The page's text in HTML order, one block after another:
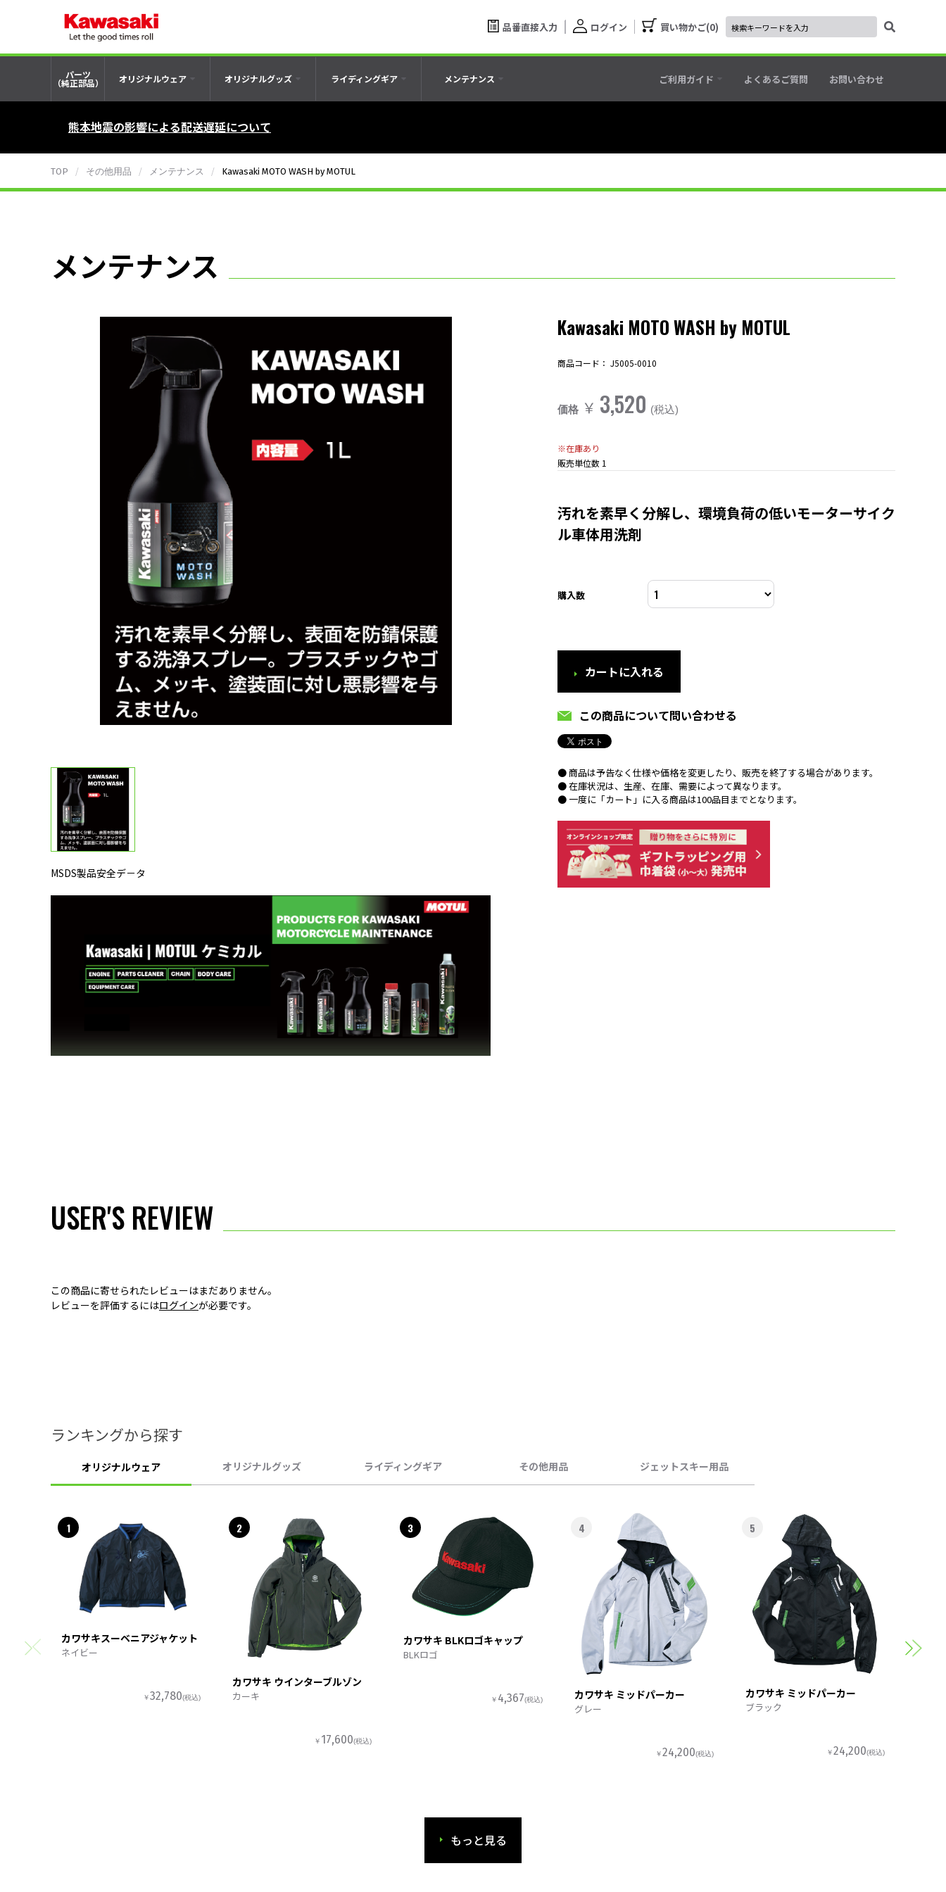
品番直接入力 ログイン 買い物かご 0
パーツ
（純正部品） オリジナルウェア オリジナルグッズ ライディングギア メンテナンス ご利用ガイド よくあるご質問 お問い合わせ
熊本地震の影響による配送遅延について
TOP その他用品 メンテナンス Kawasaki MOTO WASH by MOTUL
メンテナンス
MSDS製品安全デ－タ
Kawasaki MOTO WASH by MOTUL
商品コード： J5005-0010
価格 ￥ 3,520 (税込)
※在庫あり
販売単位数 1
汚れを素早く分解し、環境負荷の低いモーターサイク
ル車体用洗剤
購入数
カートに入れる
この商品について問い合わせる
● 商品は予告なく仕様や価格を変更したり、販売を終了する場合があります。
● 在庫状況は、生産、在庫、需要によって異なります。
● 一度に「カート」に入る商品は100品目までとなります。
USER'S REVIEW
この商品に寄せられたレビューはまだありません。
レビューを評価するにはログインが必要です。
ランキングから探す
オリジナルウェア オリジナルグッズ ライディングギア その他用品 ジェットスキー用品
1
カワサキスーベニアジャケット
ネイビー
￥32,780(税込)
2
カワサキ ウインターブルゾン
カーキ
￥ 17,600(税込)
3
カワサキ BLKロゴキャップ
BLKロゴ
￥ 4,367(税込)
4
カワサキ ミッドパーカー
グレー
￥24,200(税込)
5
カワサキ ミッドパーカー
ブラック
￥24,200(税込)
スポ
もっと見る